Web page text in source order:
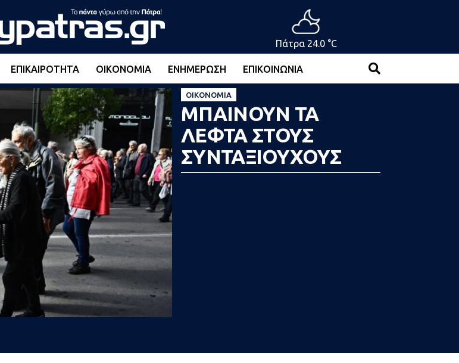
Πάτρα 24.0 °C
ΕΠΙΚΑΙΡΌΤΗΤΑ ΟΙΚΟΝΟΜΊΑ ΕΝΗΜΈΡΩΣΗ ΕΠΙΚΟΙΝΩΝΊΑ
ΟΙΚΟΝΟΜΊΑ
ΜΠΑΙΝΟΥΝ ΤΑ
ΛΕΦΤΑ ΣΤΟΥΣ
ΣΥΝΤΑΞΙΟΥΧΟΥΣ